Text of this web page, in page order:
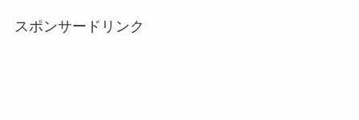
スポンサードリンク